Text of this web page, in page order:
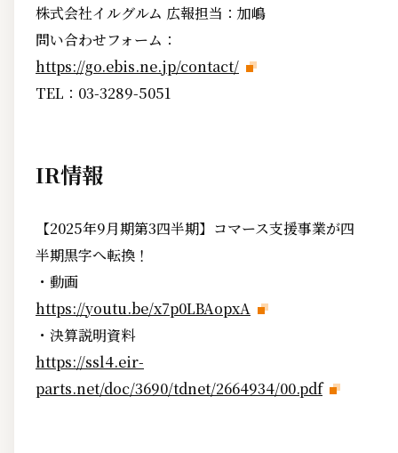
株式会社イルグルム 広報担当：加嶋
問い合わせフォーム：
https://go.ebis.ne.jp/contact/
TEL：03-3289-5051
IR情報
【2025年9月期第3四半期】コマース支援事業が四
半期黒字へ転換！
・動画
https://youtu.be/x7p0LBAopxA
・決算説明資料
https://ssl4.eir-
parts.net/doc/3690/tdnet/2664934/00.pdf